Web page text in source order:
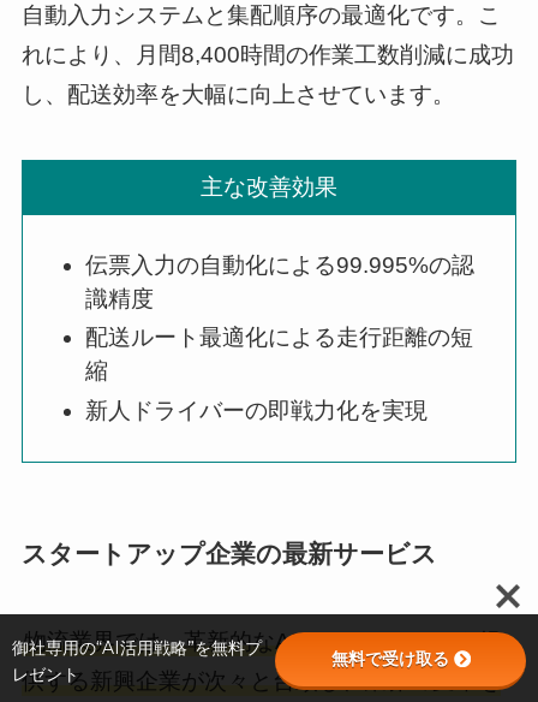
自動入力システムと集配順序の最適化です。こ
れにより、月間8,400時間の作業工数削減に成功
し、配送効率を大幅に向上させています。
主な改善効果
伝票入力の自動化による99.995%の認
識精度
配送ルート最適化による走行距離の短
縮
新人ドライバーの即戦力化を実現
スタートアップ企業の最新サービス
物流業界では、革新的なAIソリューションを提
供する新興企業が次々と台頭し、業界の変革を
御社専用の“AI活用戦略”を無料プ
レゼント
無料で受け取る